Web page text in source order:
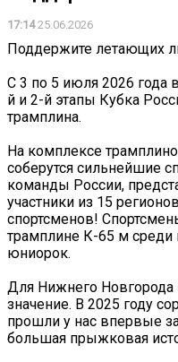
17:1425.06.2026
Поддержите летающих
С 3 по 5 июля 2026 года
й и 2-й этапы Кубка
трамплина.
На комплексе
соберутся сильнейшие
команды России,
участники из 15
спортсменов!
трамплине К-65 м
юниорок.
Для Нижнего Новгорода
значение. В 2025 году
прошли у нас впервые
большая прыжковая